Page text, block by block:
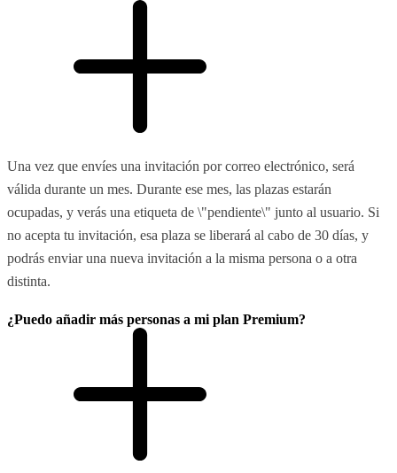
Una vez que envíes una invitación por correo electrónico, será
válida durante un mes. Durante ese mes, las plazas estarán
ocupadas, y verás una etiqueta de \"pendiente\" junto al usuario. Si
no acepta tu invitación, esa plaza se liberará al cabo de 30 días, y
podrás enviar una nueva invitación a la misma persona o a otra
distinta.
¿Puedo añadir más personas a mi plan Premium?